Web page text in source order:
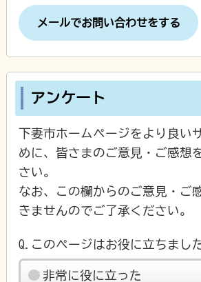
メールでお問い合わせをする
アンケート
下妻市ホームページをより良い
めに、皆さまのご意見・ご感想
さい。
なお、この欄からのご意見・ご
きませんのでご了承ください。
Q.このページはお役に立ちまし
非常に役に立った